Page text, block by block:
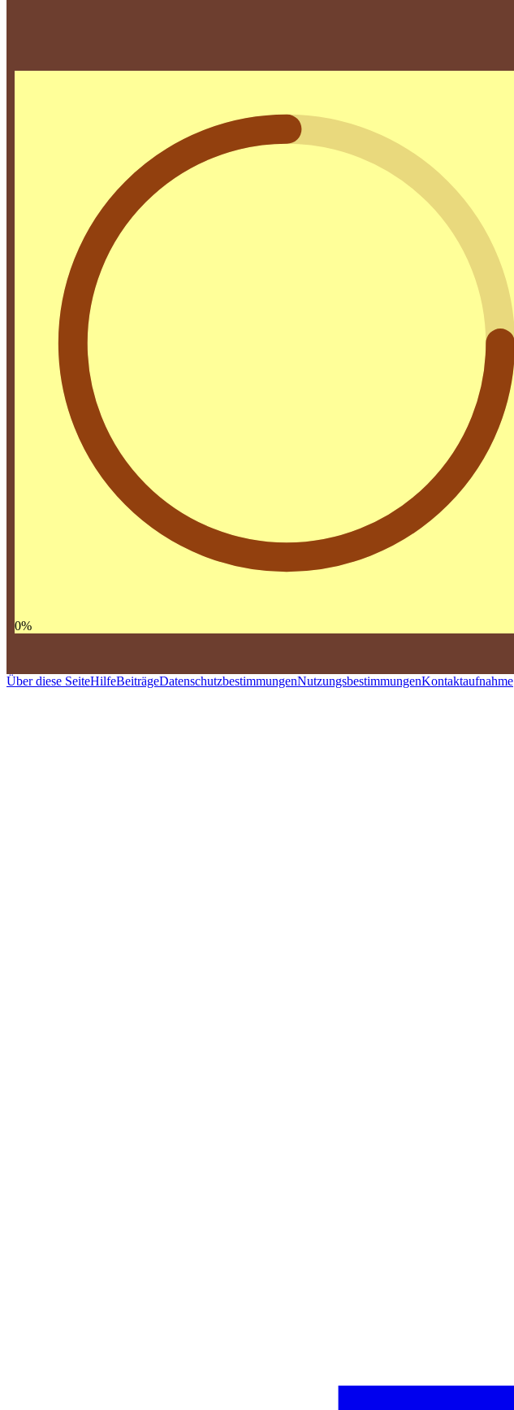
0%
Über diese SeiteHilfeBeiträgeDatenschutzbestimmungenNutzungsbestimmungenKontaktaufnahme